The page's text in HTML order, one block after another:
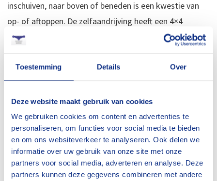
Toestemming Details Over
Deze website maakt gebruik van cookies
We gebruiken cookies om content en advertenties te
personaliseren, om functies voor social media te bieden
en om ons websiteverkeer te analyseren. Ook delen we
informatie over uw gebruik van onze site met onze
partners voor social media, adverteren en analyse. Deze
partners kunnen deze gegevens combineren met andere
inschuiven, naar boven of beneden is een kwestie van
op- of aftoppen. De zelfaandrijving heeft een 4×4
configuratie zodat de machine moeiteloos kan rijden.
onder belasting kan rijden, kun je op hoogte grote
afstanden afleggen zonder steeds naar beneden te
moeten. Het is een kwestie van genoeg en de juiste
spullen meenemen en je vermaakt je voorlopig boven
prima.
Hoogwerker voor iedere klus